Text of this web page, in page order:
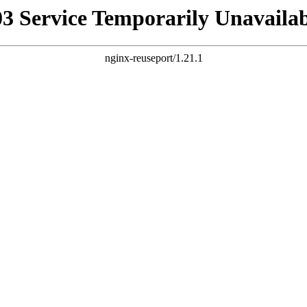
Service Temporarily
nginx-reuseport/1.21.1